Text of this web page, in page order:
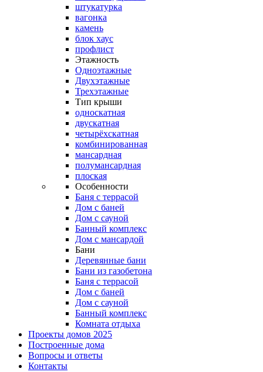
штукатурка
вагонка
камень
блок хаус
профлист
Этажность
Одноэтажные
Двухэтажные
Трехэтажные
Тип крыши
односкатная
двускатная
четырёхскатная
комбинированная
мансардная
полумансардная
плоская
Особенности
Баня с террасой
Дом с баней
Дом с сауной
Банный комплекс
Дом с мансардой
Бани
Деревянные бани
Бани из газобетона
Баня с террасой
Дом с баней
Дом с сауной
Банный комплекс
Комната отдыха
Проекты домов 2025
Построенные дома
Вопросы и ответы
Контакты